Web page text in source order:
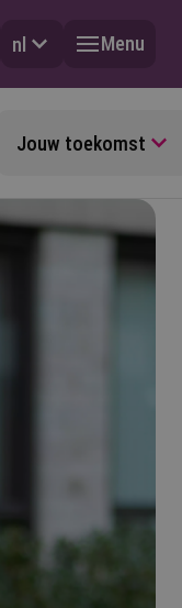
nl Menu
Jouw toekomst